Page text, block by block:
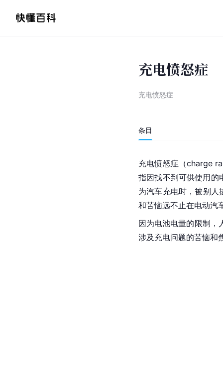
充电愤怒症
充电愤怒症
条目
充电愤怒症（charge
指因找不到可供使用
为汽车充电时，被别人
和苦恼远不止在电动汽
因为电池电量的限制，
涉及充电问题的苦恼和